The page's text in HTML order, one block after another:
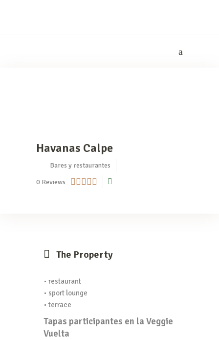
Havanas Calpe
Bares y restaurantes
0 Reviews
The Property
• restaurant
• sport lounge
• terrace
Tapas participantes en la Veggie
Vuelta